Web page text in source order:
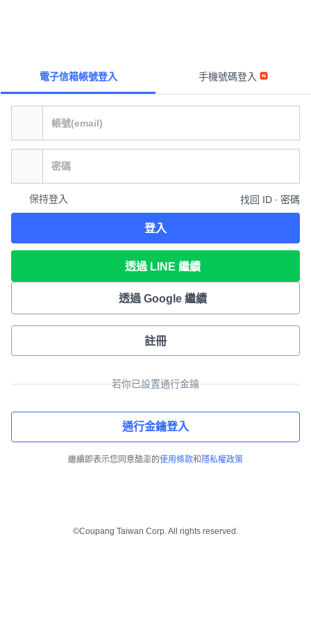
電子信箱帳號登入 手機號碼登入
保持登入 找回 ID ∙ 密碼
登入
透過 LINE 繼續
透過 Google 繼續
註冊
若你已設置通行金鑰
通行金鑰登入
繼續即表示您同意酷澎的使用條款和 隱私權政策
©Coupang Taiwan Corp. All rights reserved.